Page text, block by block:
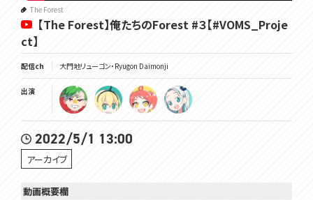
The Forest
【The Forest】俺たちのForest #３【#VOMS_Proje
ct】
配信ch 大門地リューゴン・Ryugon Daimonji
出演
2022/5/1 13:00
アーカイブ
動画概要欄